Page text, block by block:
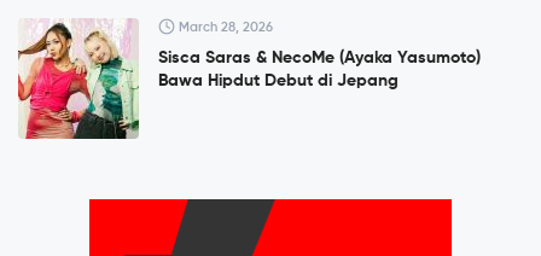
March 28, 2026
Sisca Saras & NecoMe (Ayaka Yasumoto)
Bawa Hipdut Debut di Jepang